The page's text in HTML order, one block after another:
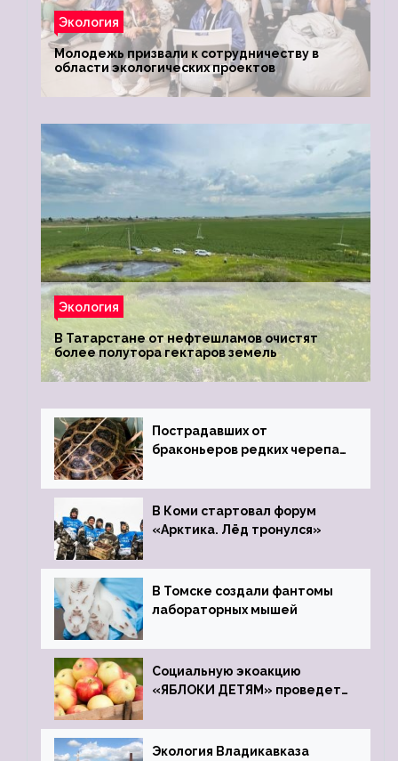
Экология
Молодежь призвали к сотрудничеству в
области экологических проектов
Экология
В Татарстане от нефтешламов очистят
более полутора гектаров земель
Пострадавших от
браконьеров редких черепах
зоопарк
В Коми стартовал форум
«Арктика. Лёд тронулся»
В Томске создали фантомы
лабораторных мышей
Социальную экоакцию
«ЯБЛОКИ ДЕТЯМ» проведет
Экология Владикавказа